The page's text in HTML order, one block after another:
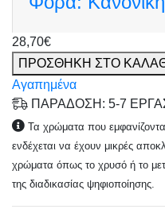
28,70€
ΠΡΟΣΘΗΚΗ ΣΤΟ
Αγαπημένα
ΠΑΡΑΔΟΣΗ: 5-7
Τα χρώματα που
ενδέχεται να έχουν μικρές
χρώματα όπως το χρυσό ή το
της διαδικασίας ψηφιοποίησης.